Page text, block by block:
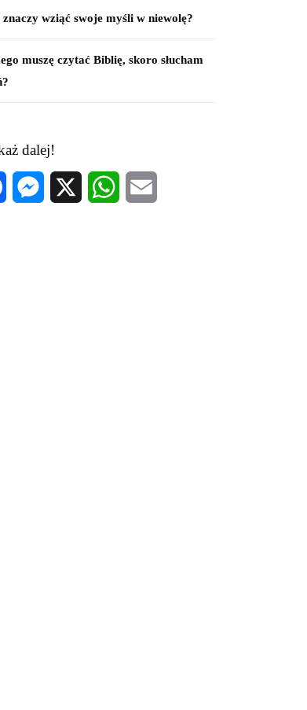
wziąć swoje myśli w niewolę?
muszę czytać Biblię, skoro słucham
dalej!